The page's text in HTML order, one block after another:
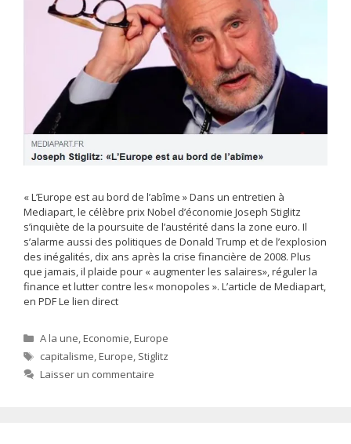
« L’Europe est au bord de l’abîme » Dans un entretien à
Mediapart, le célèbre prix Nobel d’économie Joseph Stiglitz
s’inquiète de la poursuite de l’austérité dans la zone euro. Il
s’alarme aussi des politiques de Donald Trump et de l’explosion
des inégalités, dix ans après la crise financière de 2008. Plus
que jamais, il plaide pour « augmenter les salaires», réguler la
finance et lutter contre les« monopoles ». L’article de Mediapart,
en PDF Le lien direct
Catégories
A la une,Economie,Europe
Étiquettes
capitalisme,Europe, Stiglitz
Laisser un commentaire